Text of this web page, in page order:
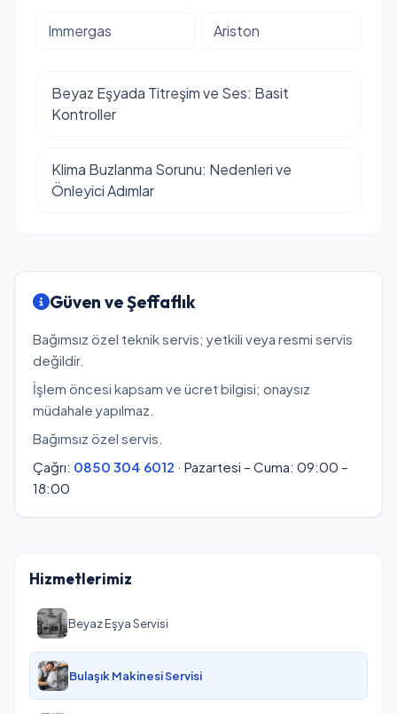
Immergas Ariston
Beyaz Eşyada Titreşim ve Ses: Basit
Kontroller
Klima Buzlanma Sorunu: Nedenleri ve
Önleyici Adımlar
Güven ve Şeffaflık
Bağımsız özel teknik servis; yetkili veya resmi servis
değildir.
İşlem öncesi kapsam ve ücret bilgisi; onaysız
müdahale yapılmaz.
Bağımsız özel servis.
Çağrı: 0850 304 6012 · Pazartesi – Cuma: 09:00 –
18:00
Hizmetlerimiz
Beyaz Eşya Servisi
Bulaşık Makinesi Servisi